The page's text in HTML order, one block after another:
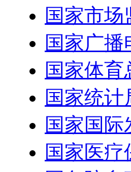
国家市
国家广播
国家体育
国家统计
国家国际
国家医疗